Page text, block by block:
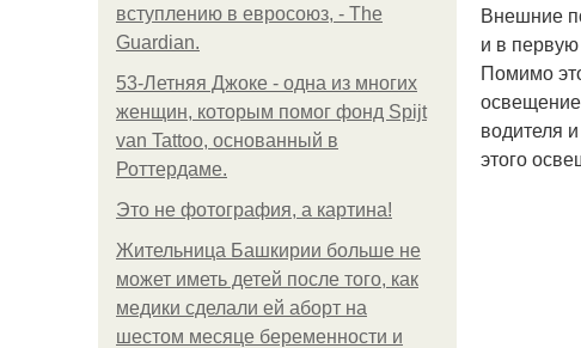
вступлению в евросоюз, - The
Guardian.
53-Летняя Джоке - одна из многих
женщин, которым помог фонд Spijt
van Tattoo, основанный в
Роттердаме.
Это не фотография, а картина!
Жительница Башкирии больше не
может иметь детей после того, как
медики сделали ей аборт на
шестом месяце беременности и
Внешние
и в
Помимо
водителя
этого